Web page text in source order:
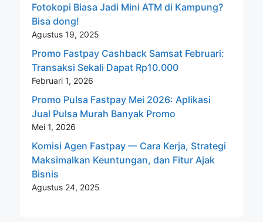
Fotokopi Biasa Jadi Mini ATM di Kampung?
Bisa dong!
Agustus 19, 2025
Promo Fastpay Cashback Samsat Februari:
Transaksi Sekali Dapat Rp10.000
Februari 1, 2026
Promo Pulsa Fastpay Mei 2026: Aplikasi
Jual Pulsa Murah Banyak Promo
Mei 1, 2026
Komisi Agen Fastpay — Cara Kerja, Strategi
Maksimalkan Keuntungan, dan Fitur Ajak
Bisnis
Agustus 24, 2025